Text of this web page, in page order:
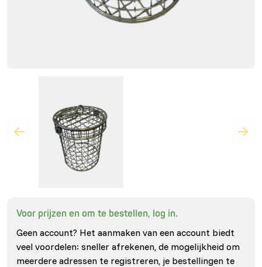
Voor prijzen en om te bestellen, log in.
Geen account? Het aanmaken van een account biedt
veel voordelen: sneller afrekenen, de mogelijkheid om
meerdere adressen te registreren, je bestellingen te